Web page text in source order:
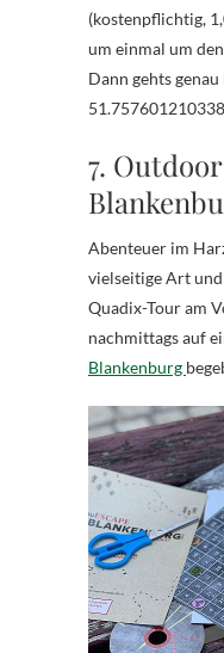
(kostenpflichtig,
um einmal um
Dann gehts
7.
Abenteuer im
vielseitige Art
Quadix-Tour am
nachmittags auf
Blankenburg